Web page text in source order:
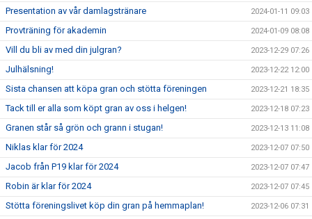
Presentation av vår damlagstränare 2024-01-11 09:03
Provträning för akademin 2024-01-09 08:08
Vill du bli av med din julgran? 2023-12-29 07:26
Julhälsning! 2023-12-22 12:00
Sista chansen att köpa gran och stötta föreningen 2023-12-21 18:35
Tack till er alla som köpt gran av oss i helgen! 2023-12-18 07:23
Granen står så grön och grann i stugan! 2023-12-13 11:08
Niklas klar för 2024 2023-12-07 07:50
Jacob från P19 klar för 2024 2023-12-07 07:47
Robin är klar för 2024 2023-12-07 07:45
Stötta föreningslivet köp din gran på hemmaplan! 2023-12-06 07:31